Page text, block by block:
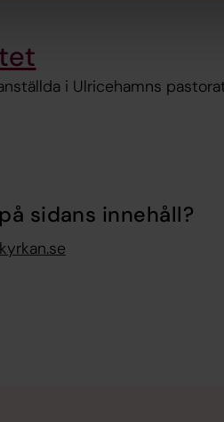
i Ulricehamns
sidans innehåll?